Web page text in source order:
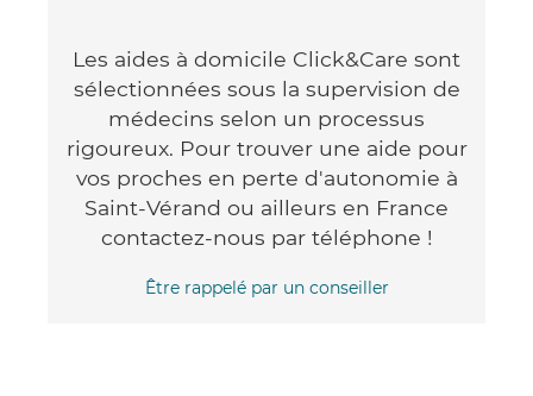
Les aides à domicile Click&Care sont
sélectionnées sous la supervision de
médecins selon un processus
rigoureux. Pour trouver une aide pour
vos proches en perte d'autonomie à
Saint-Vérand ou ailleurs en France
contactez-nous par téléphone !
Être rappelé par un conseiller